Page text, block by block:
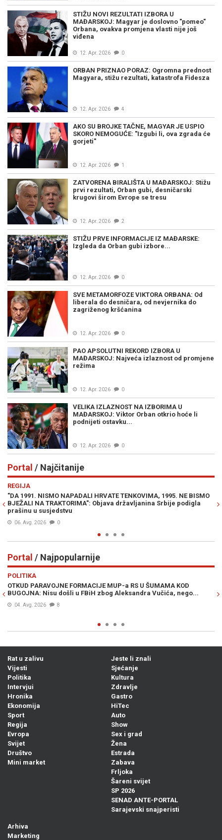
STIŽU NOVI REZULTATI IZBORA U
MAĐARSKOJ: Magyar je doslovno "pomeo"
Orbana, ovakva promjena vlasti nije još
viđena
12. Apr. 2026 0
ORBAN PRIZNAO PORAZ: Ogromna prednost
Magyara, stižu rezultati, katastrofa Fidesza
12. Apr. 2026 4
AKO SU BROJKE TAČNE, MAGYAR JE USPIO
SKORO NEMOGUĆE: "Izgubi li, ova zgrada će
gorjeti"
12. Apr. 2026 1
ZATVORENA BIRALIŠTA U MAĐARSKOJ: Stižu
prvi rezultati, Orban gubi, desničarski
krugovi širom Evrope se tresu
12. Apr. 2026 2
STIŽU PRVE INFORMACIJE IZ MAĐARSKE:
Izgleda da Orban gubi izbore...
12. Apr. 2026 0
SVE METAMORFOZE VIKTORA ORBANA: Od
liberala do desničara, od nevjernika do
zagriženog kršćanina
12. Apr. 2026 0
PAO APSOLUTNI REKORD IZBORA U
MAĐARSKOJ: Najveća izlaznost od promjene
režima
12. Apr. 2026 0
VELIKA IZLAZNOST NA IZBORIMA U
MAĐARSKOJ: Viktor Orban otkrio hoće li
podnijeti ostavku...
12. Apr. 2026 0
Portal / Najčitanije
NISMO NAPADALI HRVATE TENKOVIMA, 1995. NE BISMO
NA TRAKTORIMA": Objava državljanina Srbije podigla
u susjedstvu
2026 0
JEDAN OD
IZGLED
Portal / Najpopularnije
PARAVOJNE FORMACIJE MUP-a RS U ŠUMAMA KOD
Nisu došli u FBiH zbog Aleksandra Vučića, nego...
2026 8
OTKRIVEN
pokušale
Rat u zalivu
Vijesti
Politika
Intervjui
Hronika
Ekonomija
Sport
Regija
Evropa
Svijet
Društvo
Mini market
Jeste li znali
Sjećanje
Kultura
Zdravlje
Gastro
HiTec
Auto
Show
Sex i grad
Žena
Estrada
Zabava
Frljoka
Šareni svijet
SP 2026
SENAD ANTE-PORTAL
Sarajevski snajperisti
Arhiva
Marketing